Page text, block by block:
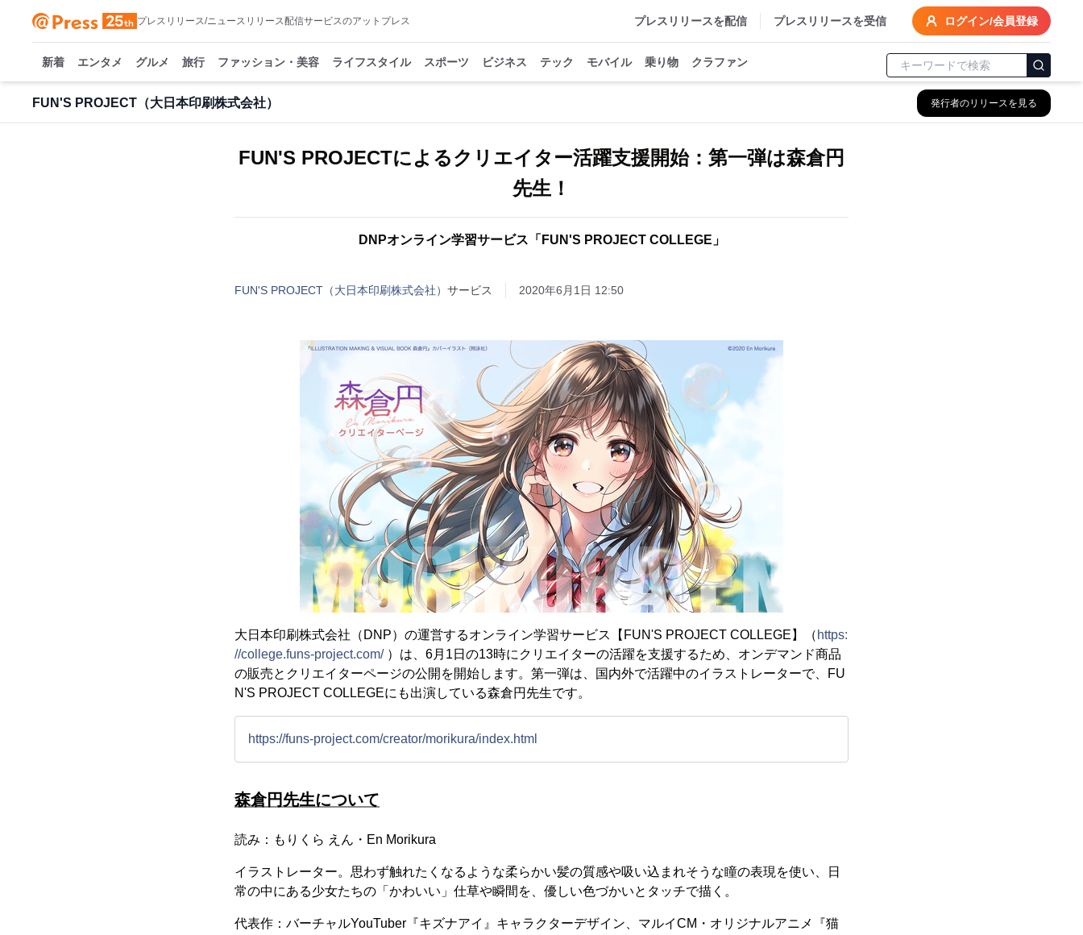
プレスリリース/ニュースリリース配信サービスのアットプレス プレスリリースを配信 プレスリリースを受信 ログイン/会員登録
新着 エンタメ グルメ 旅行 ファッション・美容 ライフスタイル スポーツ ビジネス テック モバイル 乗り物 クラファン
FUN'S PROJECT（大日本印刷株式会社） 発行者のリリースを見る
FUN'S PROJECTによるクリエイター活躍支援開始：第一弾は森倉円
先生！
DNPオンライン学習サービス「FUN'S PROJECT COLLEGE」
FUN'S PROJECT（大日本印刷株式会社） サービス 2020年6月1日 12:50
大日本印刷株式会社（DNP）の運営するオンライン学習サービス【FUN'S PROJECT COLLEGE】（ https:
//college.funs-project.com/）は、6月1日の13時にクリエイターの活躍を支援するため、オンデマンド商品
の販売とクリエイターページの公開を開始します。第一弾は、国内外で活躍中のイラストレーターで、FU
N'S PROJECT COLLEGEにも出演している森倉円先生です。
https://funs-project.com/creator/morikura/index.html
森倉円先生について
読み：もりくら えん・En Morikura
イラストレーター。思わず触れたくなるような柔らかい髪の質感や吸い込まれそうな瞳の表現を使い、日
常の中にある少女たちの「かわいい」仕草や瞬間を、優しい色づかいとタッチで描く。
代表作：バーチャルYouTuber『キズナアイ』キャラクターデザイン、マルイCM・オリジナルアニメ『猫